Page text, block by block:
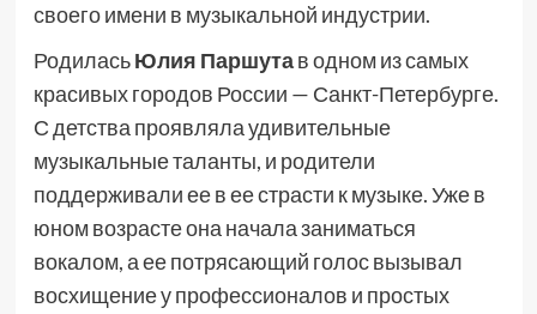
своего имени в музыкальной индустрии.
РодиласьЮлия Паршутав одном из самых
красивых городов России — Санкт-Петербурге.
С детства проявляла удивительные
музыкальные таланты, и родители
поддерживали ее в ее страсти к музыке. Уже в
юном возрасте она начала заниматься
вокалом, а ее потрясающий голос вызывал
восхищение у профессионалов и простых